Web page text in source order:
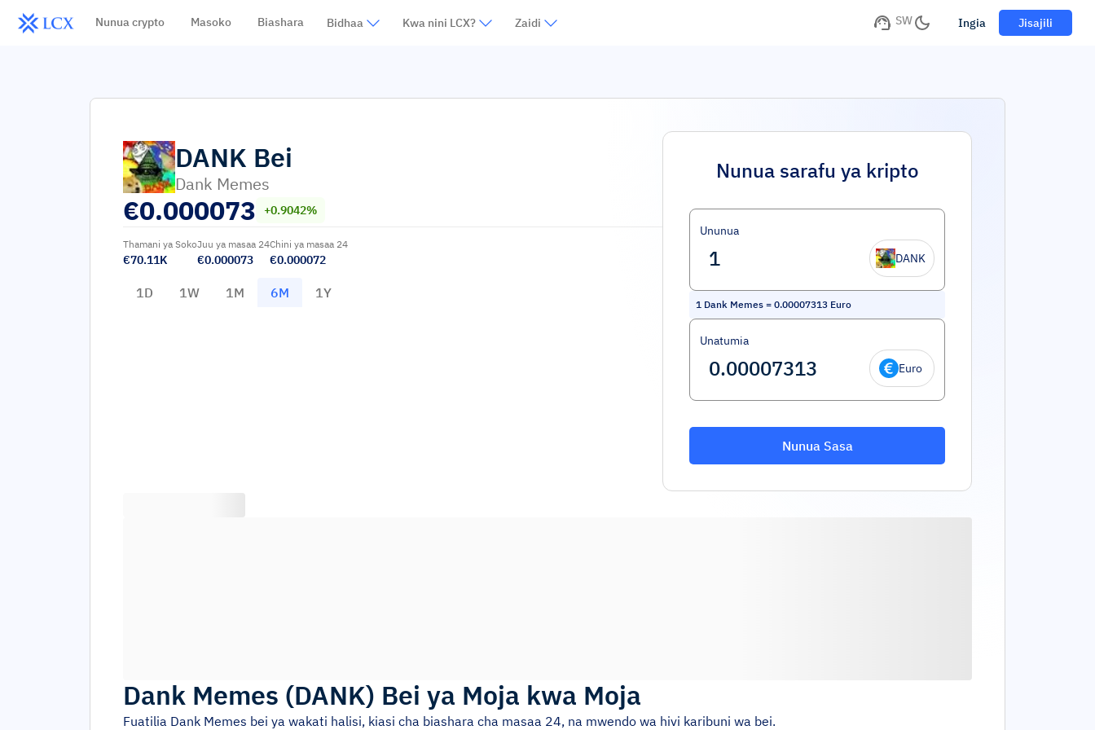
Nunua crypto Masoko Biashara Bidhaa Kwa nini LCX? Zaidi SW Ingia Jisajili
DANK Bei
Dank Memes
€0.000073 +0.9042%
Thamani ya Soko
€70.11K
Juu ya masaa 24
€0.000073
Chini ya masaa 24
€0.000072
1D 1W 1M 6M 1Y
Nunua sarafu ya kripto
Ununua
DANK
1 Dank Memes = 0.00007313 Euro
Unatumia
Euro
Nunua Sasa
Dank Memes (DANK) Bei ya Moja kwa Moja
Fuatilia Dank Memes bei ya wakati halisi, kiasi cha biashara cha masaa 24, na mwendo wa hivi karibuni wa bei.